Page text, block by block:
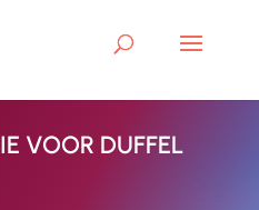
VOOR DUFFEL